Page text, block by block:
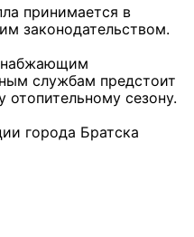
принимается в
законодательством.
службам предстоит
отопительному сезону.
города Братска